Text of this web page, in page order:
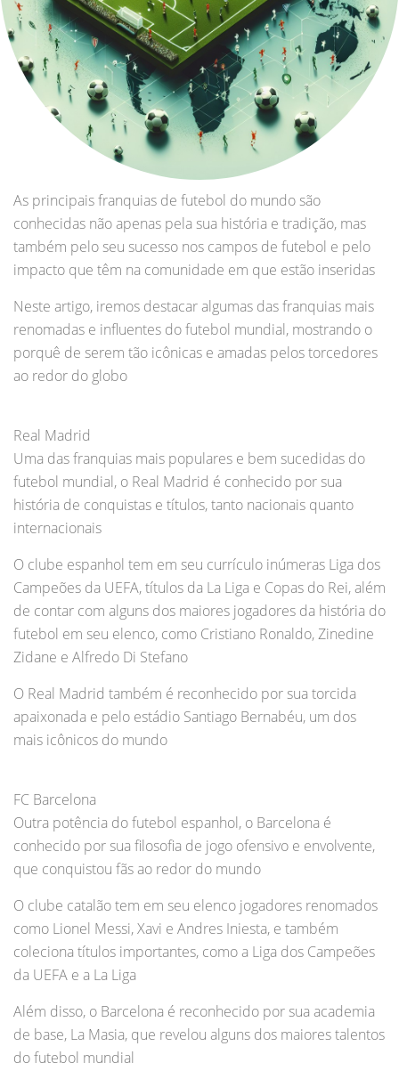
As principais franquias de futebol do mundo são
conhecidas não apenas pela sua história e tradição, mas
também pelo seu sucesso nos campos de futebol e pelo
impacto que têm na comunidade em que estão inseridas
Neste artigo, iremos destacar algumas das franquias mais
renomadas e influentes do futebol mundial, mostrando o
porquê de serem tão icônicas e amadas pelos torcedores
ao redor do globo
Real Madrid
Uma das franquias mais populares e bem sucedidas do
futebol mundial, o Real Madrid é conhecido por sua
história de conquistas e títulos, tanto nacionais quanto
internacionais
O clube espanhol tem em seu currículo inúmeras Liga dos
Campeões da UEFA, títulos da La Liga e Copas do Rei, além
de contar com alguns dos maiores jogadores da história do
futebol em seu elenco, como Cristiano Ronaldo, Zinedine
Zidane e Alfredo Di Stefano
O Real Madrid também é reconhecido por sua torcida
apaixonada e pelo estádio Santiago Bernabéu, um dos
mais icônicos do mundo
FC Barcelona
Outra potência do futebol espanhol, o Barcelona é
conhecido por sua filosofia de jogo ofensivo e envolvente,
que conquistou fãs ao redor do mundo
O clube catalão tem em seu elenco jogadores renomados
como Lionel Messi, Xavi e Andres Iniesta, e também
coleciona títulos importantes, como a Liga dos Campeões
da UEFA e a La Liga
Além disso, o Barcelona é reconhecido por sua academia
de base, La Masia, que revelou alguns dos maiores talentos
do futebol mundial